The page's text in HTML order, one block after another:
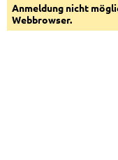
Anmeldung nicht
Webbrowser.